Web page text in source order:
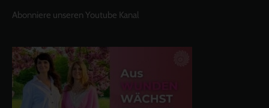
Abonniere unseren Youtube Kanal